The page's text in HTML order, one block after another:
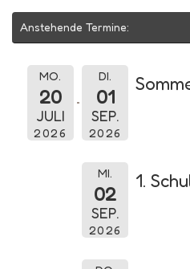
Anstehende Termine:
MO.
20
JULI
2026
DI.
01
SEP.
2026
MI.
02
SEP.
2026
1.